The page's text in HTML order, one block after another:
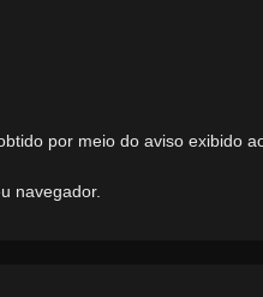
por meio do aviso exibido
navegador.